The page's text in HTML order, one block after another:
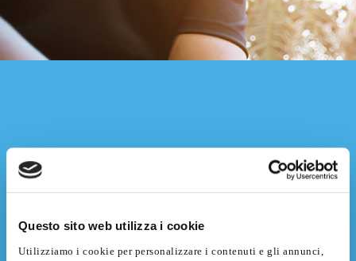
Questo sito web utilizza i cookie
Utilizziamo i cookie per personalizzare i contenuti e gli annunci,
Per informazioni potete utilizzare i nostri contatti
diretti oppure compilare il modulo seguente.